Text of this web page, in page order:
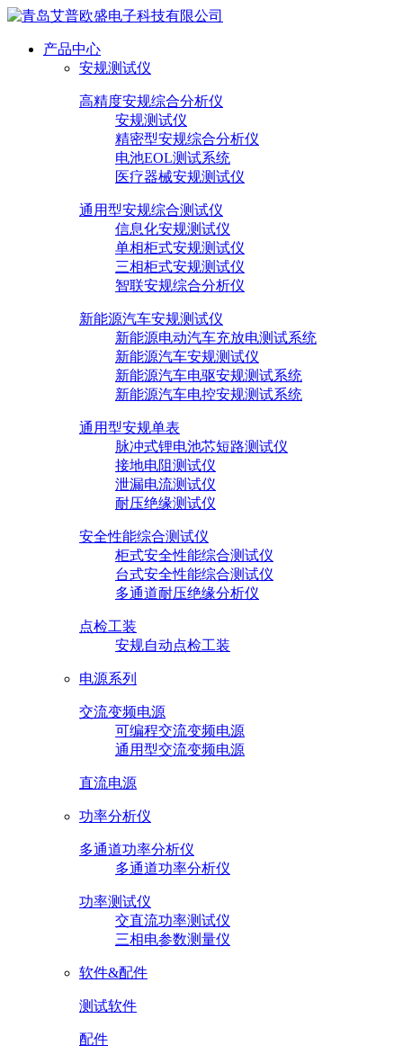
产品中心
安规测试仪
高精度安规综合分析仪
安规测试仪
精密型安规综合分析仪
电池EOL测试系统
医疗器械安规测试仪
通用型安规综合测试仪
信息化安规测试仪
单相柜式安规测试仪
三相柜式安规测试仪
智联安规综合分析仪
新能源汽车安规测试仪
新能源电动汽车充放电测试系统
新能源汽车安规测试仪
新能源汽车电驱安规测试系统
新能源汽车电控安规测试系统
通用型安规单表
脉冲式锂电池芯短路测试仪
接地电阻测试仪
泄漏电流测试仪
耐压绝缘测试仪
安全性能综合测试仪
柜式安全性能综合测试仪
台式安全性能综合测试仪
多通道耐压绝缘分析仪
点检工装
安规自动点检工装
电源系列
交流变频电源
可编程交流变频电源
通用型交流变频电源
直流电源
功率分析仪
多通道功率分析仪
多通道功率分析仪
功率测试仪
交直流功率测试仪
三相电参数测量仪
软件&配件
测试软件
配件